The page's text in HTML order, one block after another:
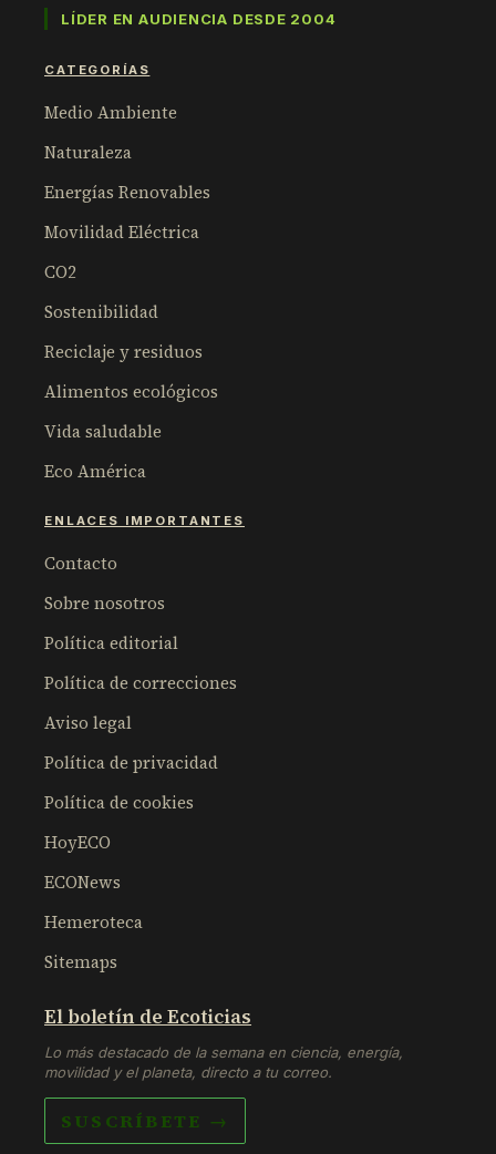
LÍDER EN AUDIENCIA DESDE 2004
CATEGORÍAS
Medio Ambiente
Naturaleza
Energías Renovables
Movilidad Eléctrica
CO2
Sostenibilidad
Reciclaje y residuos
Alimentos ecológicos
Vida saludable
Eco América
ENLACES IMPORTANTES
Contacto
Sobre nosotros
Política editorial
Política de correcciones
Aviso legal
Política de privacidad
Política de cookies
HoyECO
ECONews
Hemeroteca
Sitemaps
El boletín de Ecoticias
Lo más destacado de la semana en ciencia, energía,
movilidad y el planeta, directo a tu correo.
SUSCRÍBETE →